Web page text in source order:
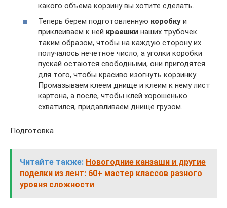
какого объема корзину вы хотите сделать.
Теперь берем подготовленную коробку и
приклеиваем к ней краешки наших трубочек
таким образом, чтобы на каждую сторону их
получалось нечетное число, а уголки коробки
пускай остаются свободными, они пригодятся
для того, чтобы красиво изогнуть корзинку.
Промазываем клеем днище и клеим к нему лист
картона, а после, чтобы клей хорошенько
схватился, придавливаем днище грузом.
Подготовка
Читайте также: Новогодние канзаши и другие
поделки из лент: 60+ мастер классов разного
уровня сложности